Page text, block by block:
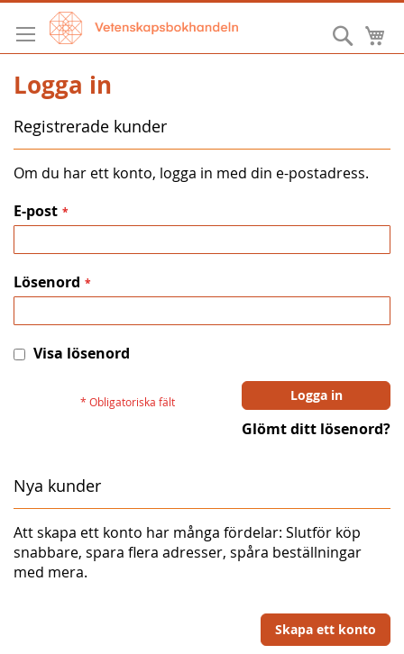
Hoppa
till
innehållet
Sök
Logga in
Registrerade kunder
Om du har ett konto, logga in med din e-postadress.
E-post
Lösenord
Visa lösenord
Logga in
Glömt ditt lösenord?
Nya kunder
Att skapa ett konto har många fördelar: Slutför köp
snabbare, spara flera adresser, spåra beställningar
med mera.
Skapa ett konto